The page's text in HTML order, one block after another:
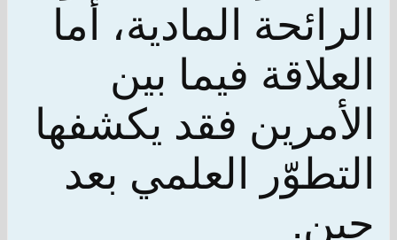
الرائحة المادية، أما
العلاقة فيما بين
الأمرين فقد يكشفها
التطوّر العلمي بعد
حين.